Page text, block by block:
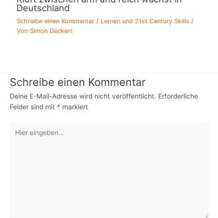
Deutschland
Schreibe einen Kommentar / Lernen und 21st Century Skills /
Von Simon Dückert
Schreibe einen Kommentar
Deine E-Mail-Adresse wird nicht veröffentlicht. Erforderliche
Felder sind mit * markiert
eingeben…